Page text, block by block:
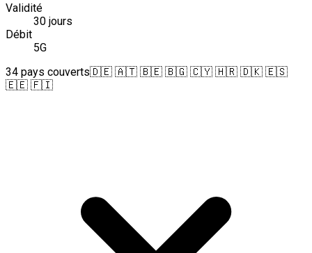
Validité
30 jours
Débit
5G
34 pays couverts🇩🇪 🇦🇹 🇧🇪 🇧🇬 🇨🇾 🇭🇷 🇩🇰 🇪🇸
🇪🇪 🇫🇮